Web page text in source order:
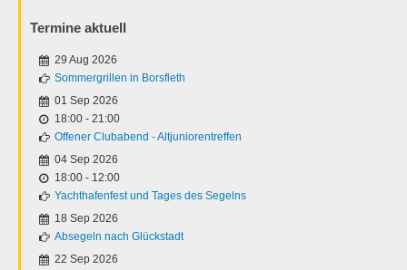
Termine aktuell
29 Aug 2026
Sommergrillen in Borsfleth
01 Sep 2026
18:00 - 21:00
Offener Clubabend - Altjuniorentreffen
04 Sep 2026
18:00 - 12:00
Yachthafenfest und Tages des Segelns
18 Sep 2026
Absegeln nach Glückstadt
22 Sep 2026